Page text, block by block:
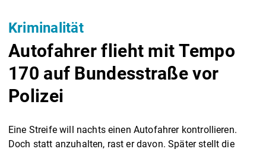
Kriminalität
Autofahrer flieht mit Tempo
170 auf Bundesstraße vor
Polizei
Eine Streife will nachts einen Autofahrer kontrollieren.
Doch statt anzuhalten, rast er davon. Später stellt die